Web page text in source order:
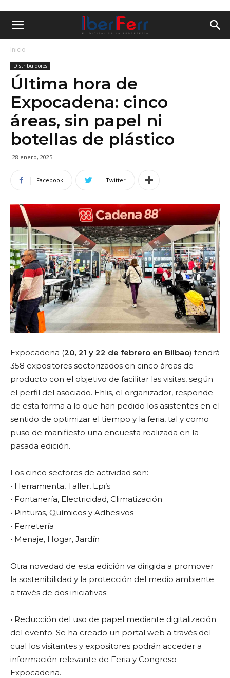
Inicio
Distribuidores
Última hora de
Expocadena: cinco
áreas, sin papel ni
botellas de plástico
28 enero, 2025
Facebook Twitter
Expocadena (20, 21 y 22 de febrero en Bilbao) tendrá
358 expositores sectorizados en cinco áreas de
producto con el objetivo de facilitar las visitas, según
el perfil del asociado. Ehlis, el organizador, responde
de esta forma a lo que han pedido los asistentes en el
sentido de optimizar el tiempo y la feria, tal y como
puso de manifiesto una encuesta realizada en la
pasada edición.
Los cinco sectores de actividad son:
• Herramienta, Taller, Epi’s
• Fontanería, Electricidad, Climatización
• Pinturas, Químicos y Adhesivos
• Ferretería
• Menaje, Hogar, Jardín
Otra novedad de esta edición va dirigida a promover
la sostenibilidad y la protección del medio ambiente
a través de dos iniciativas:
• Reducción del uso de papel mediante digitalización
del evento. Se ha creado un portal web a través del
cual los visitantes y expositores podrán acceder a
información relevante de Feria y Congreso
Expocadena.